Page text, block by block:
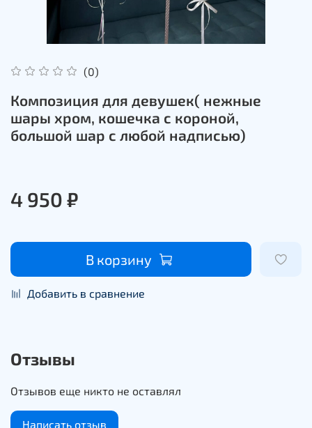
(0)
Композиция для девушек( нежные
шары хром, кошечка с короной,
большой шар с любой надписью)
4 950 ₽
В корзину
Добавить в сравнение
Отзывы
Отзывов еще никто не оставлял
Написать отзыв